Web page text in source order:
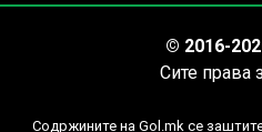
© 2016-
Сите права
Содржините на Gol.mk се